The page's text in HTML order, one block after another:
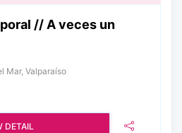
// A veces un
Mar, Valparaíso
DETAIL